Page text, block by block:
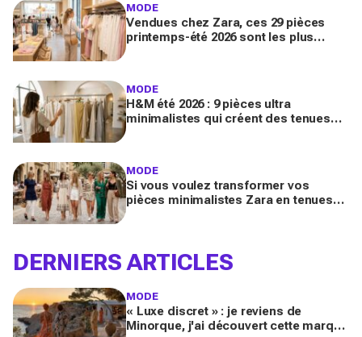
MODE
Vendues chez Zara, ces 29 pièces
printemps-été 2026 sont les plus
MODE
H&M été 2026 : 9 pièces ultra
minimalistes qui créent des tenues
MODE
Si vous voulez transformer vos
pièces minimalistes Zara en tenues
DERNIERS ARTICLES
MODE
« Luxe discret » : je reviens de
Minorque, j'ai découvert cette marque